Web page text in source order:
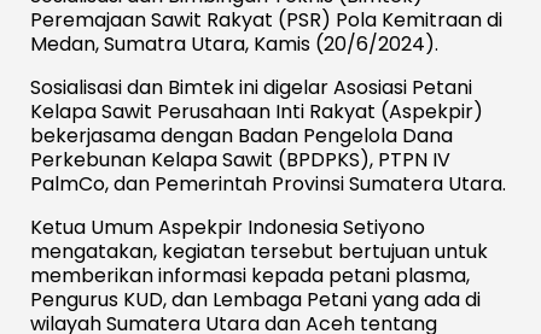
Peremajaan Sawit Rakyat (PSR) Pola Kemitraan di
Medan, Sumatra Utara, Kamis (20/6/2024).
Sosialisasi dan Bimtek ini digelar Asosiasi Petani
Kelapa Sawit Perusahaan Inti Rakyat (Aspekpir)
bekerjasama dengan Badan Pengelola Dana
Perkebunan Kelapa Sawit (BPDPKS), PTPN IV
PalmCo, dan Pemerintah Provinsi Sumatera Utara.
Ketua Umum Aspekpir Indonesia Setiyono
mengatakan, kegiatan tersebut bertujuan untuk
memberikan informasi kepada petani plasma,
Pengurus KUD, dan Lembaga Petani yang ada di
wilayah Sumatera Utara dan Aceh tentang